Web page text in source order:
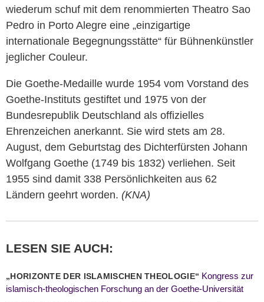
wiederum schuf mit dem renommierten Theatro Sao
Pedro in Porto Alegre eine „einzigartige
internationale Begegnungsstätte“ für Bühnenkünstler
jeglicher Couleur.
Die Goethe-Medaille wurde 1954 vom Vorstand des
Goethe-Instituts gestiftet und 1975 von der
Bundesrepublik Deutschland als offizielles
Ehrenzeichen anerkannt. Sie wird stets am 28.
August, dem Geburtstag des Dichterfürsten Johann
Wolfgang Goethe (1749 bis 1832) verliehen. Seit
1955 sind damit 338 Persönlichkeiten aus 62
Ländern geehrt worden. (KNA)
LESEN SIE AUCH:
„HORIZONTE DER ISLAMISCHEN THEOLOGIE“ Kongress zur
islamisch-theologischen Forschung an der Goethe-Universität